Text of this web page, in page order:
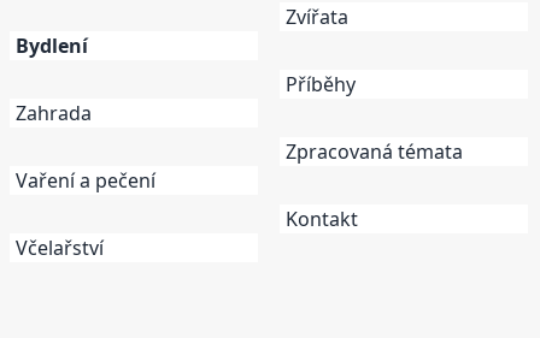
Bydlení
Zahrada
Vaření a pečení
Včelařství
Zvířata
Příběhy
Zpracovaná témata
Kontakt